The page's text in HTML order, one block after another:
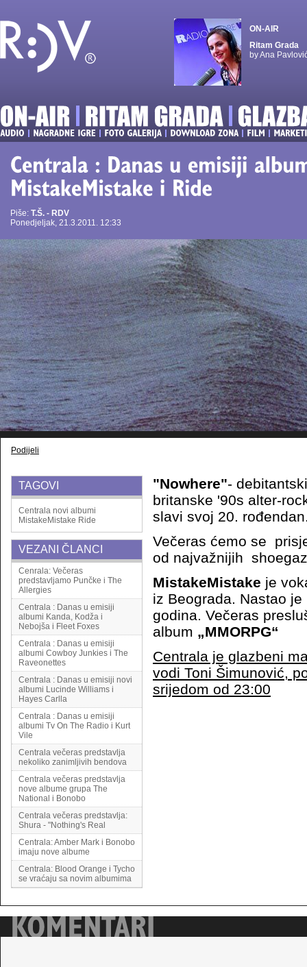
ON-AIR
Ritam Grada
by Ana
Piše: T.Š. - RDV
Ponedjeljak, 21.3.2011. 12:33
Podijeli
TAGOVI
Centrala novi albumi
MistakeMistake Ride
VEZANI ČLANCI
Cenrala: Večeras
predstavljamo Punčke i The
Allergies
Centrala : Danas u emisiji
albumi Kanda, Kodža i
Nebojša i Fleet Foxes
Centrala : Danas u emisiji
albumi Cowboy Junkies i The
Raveonettes
Centrala : Danas u emisiji novi
albumi Lucinde Williams i
Hayes Carlla
Centrala : Danas u emisiji
albumi Tv On The Radio i Kurt
Vile
Centrala večeras predstavlja
nekoliko zanimljivih bendova
Centrala večeras predstavlja
nove albume grupa The
National i Bonobo
Centrala večeras predstavlja:
Shura - "Nothing's Real
Centrala: Amber Mark i Bonobo
imaju nove albume
Centrala: Blood Orange i Tycho
se vraćaju sa novim albumima
"Nowhere"-
britanske '90s alter-
slavi svoj 20.
Večeras ćemo se
od najvažnijih
MistakeMistake je
iz Beograda. Nastao
godina. Večeras
album „MMORPG“
Centrala je glazbeni
vodi Toni Šimunović,
srijedom od 23:00